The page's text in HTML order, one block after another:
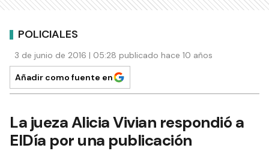
POLICIALES
3 de junio de 2016 | 05:28 publicado hace 10 años
Añadir como fuente en
La jueza Alicia Vivian respondió a
ElDía por una publicación